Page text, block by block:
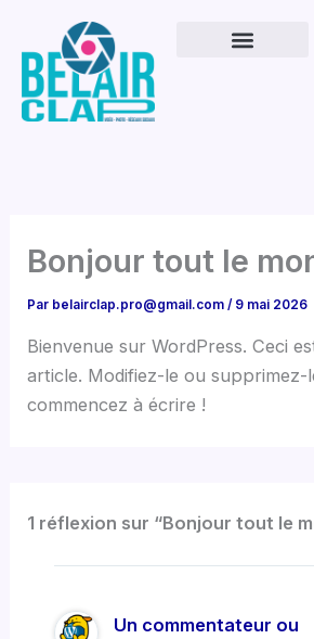
contenu
Bonjour tout le
Par belairclap.pro@gmail.com/ 9 mai 2026
Bienvenue sur WordPress. Ceci
article. Modifiez-le ou supprimez-
commencez à écrire !
1 réflexion sur “Bonjour tout le
Un commentateur ou